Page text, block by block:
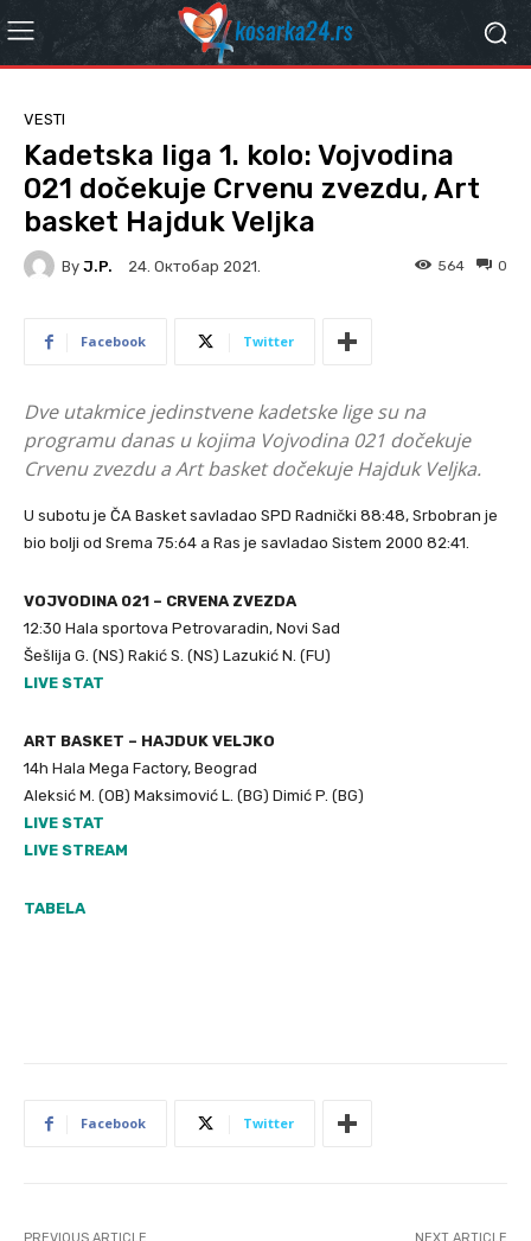
VESTI
Kadetska liga 1. kolo: Vojvodina
021 dočekuje Crvenu zvezdu, Art
basket Hajduk Veljka
By J.P. 24. Октобар 2021. 0
564
Facebook Twitter
Dve utakmice jedinstvene kadetske lige su na
programu danas u kojima Vojvodina 021 dočekuje
Crvenu zvezdu a Art basket dočekuje Hajduk Veljka.
U subotu je ČA Basket savladao SPD Radnički 88:48, Srbobran je
bio bolji od Srema 75:64 a Ras je savladao Sistem 2000 82:41.
VOJVODINA 021 – CRVENA ZVEZDA
12:30 Hala sportova Petrovaradin, Novi Sad
Šešlija G. (NS) Rakić S. (NS) Lazukić N. (FU)
LIVE STAT
ART BASKET – HAJDUK VELJKO
14h Hala Mega Factory, Beograd
Aleksić M. (OB) Maksimović L. (BG) Dimić P. (BG)
LIVE STAT
LIVE STREAM
TABELA
Facebook Twitter